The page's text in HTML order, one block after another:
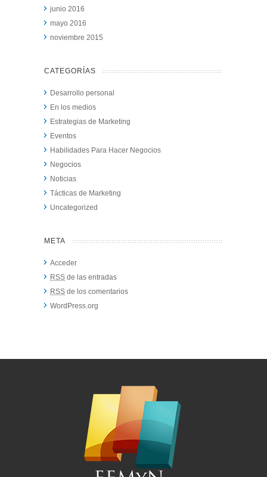
junio 2016
mayo 2016
noviembre 2015
CATEGORÍAS
Desarrollo personal
En los medios
Estrategias de Marketing
Eventos
Habilidades Para Hacer Negocios
Negocios
Noticias
Tácticas de Marketing
Uncategorized
META
Acceder
RSS de las entradas
RSS de los comentarios
WordPress.org